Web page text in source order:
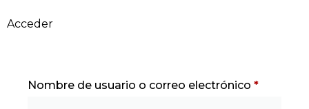
Acceder
Nombre de usuario o correo electrónico *